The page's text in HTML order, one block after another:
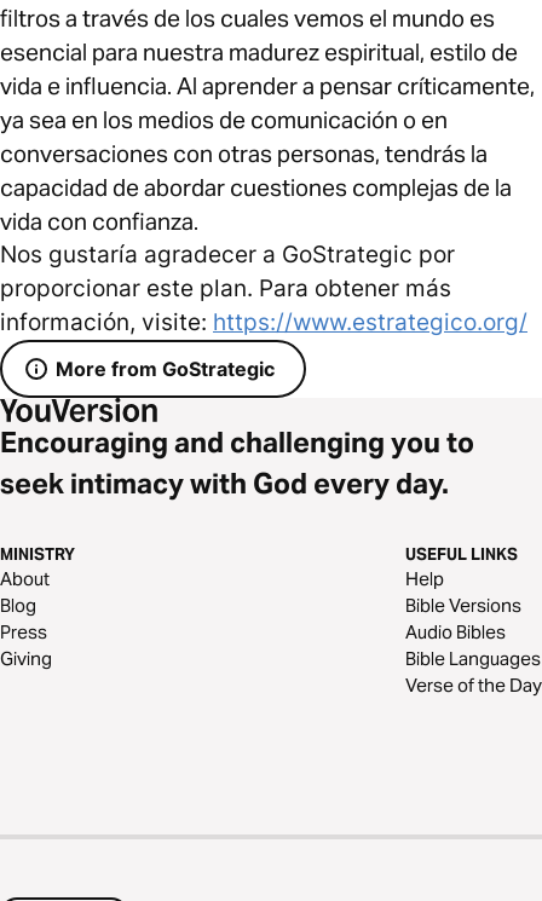
filtros a través de los cuales vemos el mundo es
esencial para nuestra madurez espiritual, estilo de
vida e influencia. Al aprender a pensar críticamente,
ya sea en los medios de comunicación o en
conversaciones con otras personas, tendrás la
capacidad de abordar cuestiones complejas de la
vida con confianza.
Nos gustaría agradecer a GoStrategic por
proporcionar este plan. Para obtener más
información, visite: https://www.estrategico.org/
More from GoStrategic
Encouraging and challenging you to
seek intimacy with God every day.
MINISTRY
About
Blog
Press
Giving
USEFUL LINKS
Help
Bible Versions
Audio Bibles
Bible Languages
Verse of the Day